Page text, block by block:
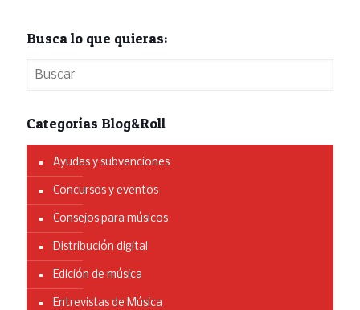
Busca lo que quieras:
Categorías Blog&Roll
Ayudas y subvenciones
Concursos y eventos
Consejos para músicos
Distribución digital
Edición de música
Entrevistas de Música